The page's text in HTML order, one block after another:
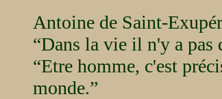
Antoine de Saint-
“Dans la vie il n'y a pas
“Etre homme, c'est
monde.”